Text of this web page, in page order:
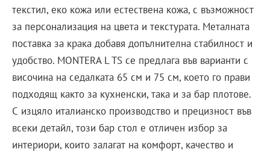
текстил, еко кожа или естествена кожа, с възможност
за персонализация на цвета и текстурата. Металната
поставка за крака добавя допълнителна стабилност и
удобство. MONTERA L TS се предлага във варианти с
височина на седалката 65 см и 75 см, което го прави
подходящ както за кухненски, така и за бар плотове.
С изцяло италианско производство и прецизност във
всеки детайл, този бар стол е отличен избор за
интериори, които залагат на комфорт, качество и